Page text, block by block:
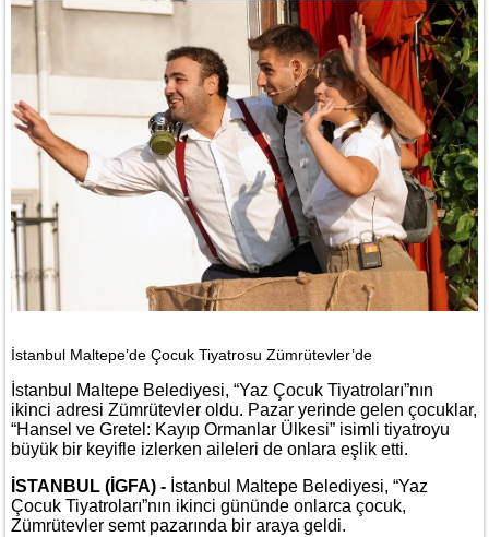
İstanbul Maltepe’de Çocuk Tiyatrosu Zümrütevler’de
İstanbul Maltepe Belediyesi, “Yaz Çocuk Tiyatroları”nın
ikinci adresi Zümrütevler oldu. Pazar yerinde gelen çocuklar,
“Hansel ve Gretel: Kayıp Ormanlar Ülkesi” isimli tiyatroyu
büyük bir keyifle izlerken aileleri de onlara eşlik etti.
İSTANBUL (İGFA) - İstanbul Maltepe Belediyesi, “Yaz
Çocuk Tiyatroları”nın ikinci gününde onlarca çocuk,
Zümrütevler semt pazarında bir araya geldi.